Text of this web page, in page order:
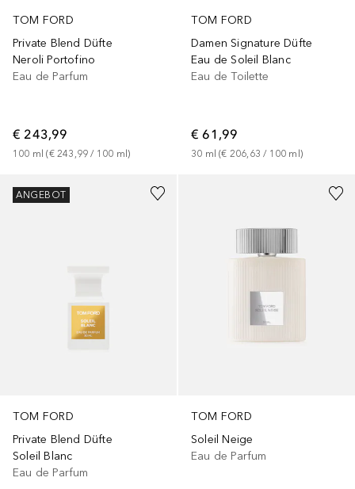
TOM FORD
Private Blend Düfte
Neroli Portofino
Eau de Parfum
€ 243,99
100 ml (€ 243,99 / 100 ml)
TOM FORD
Damen Signature Düfte
Eau de Soleil Blanc
Eau de Toilette
€ 61,99
30 ml (€ 206,63 / 100 ml )
TOM FORD
Private Blend Düfte
Soleil Blanc
Eau de Parfum
ANGEBOT
TOM FORD
Soleil Neige
Eau de Parfum